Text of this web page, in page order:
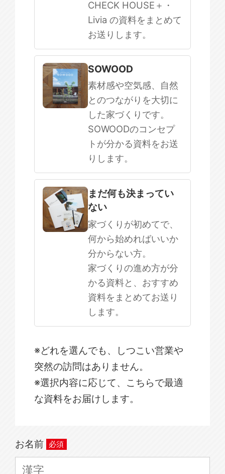
CHECK HOUSE＋・
Livia の資料をまとめて
お送りします。
SOWOOD
素材感や空気感、自然
とのつながりを大切に
した家づくりです。
SOWOODのコンセプ
トが分かる資料をお送
りします。
まだ何も決まってい
ない
家づくりが初めてで、
何から始めればいいか
分からない方。
家づくりの進め方が分
かる資料と、おすすめ
資料をまとめてお送り
します。
※どれを選んでも、しつこい営業や
突然の訪問はありません。
※選択内容に応じて、こちらで最適
な資料をお届けします。
お名前